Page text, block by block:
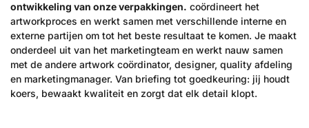
ontwikkeling van onze verpakkingen. coördineert het
artworkproces en werkt samen met verschillende interne en
externe partijen om tot het beste resultaat te komen. Je maakt
onderdeel uit van het marketingteam en werkt nauw samen
met de andere artwork coördinator, designer, quality afdeling
en marketingmanager. Van briefing tot goedkeuring: jij houdt
koers, bewaakt kwaliteit en zorgt dat elk detail klopt.